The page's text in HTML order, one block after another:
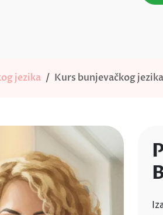
jezika Kurs bunjevačkog